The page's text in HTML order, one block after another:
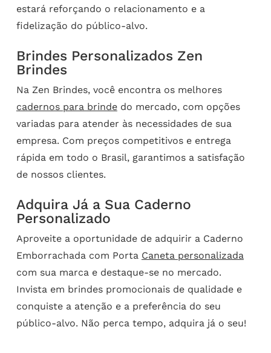
estará reforçando o relacionamento e a
fidelização do público-alvo.
Brindes Personalizados Zen
Brindes
Na Zen Brindes, você encontra os melhores
cadernos para brindedo mercado, com opções
variadas para atender às necessidades de sua
empresa. Com preços competitivos e entrega
rápida em todo o Brasil, garantimos a satisfação
de nossos clientes.
Adquira Já a Sua Caderno
Personalizado
Aproveite a oportunidade de adquirir a Caderno
Emborrachada com Porta Caneta personalizada
com sua marca e destaque-se no mercado.
Invista em brindes promocionais de qualidade e
conquiste a atenção e a preferência do seu
público-alvo. Não perca tempo, adquira já o seu!